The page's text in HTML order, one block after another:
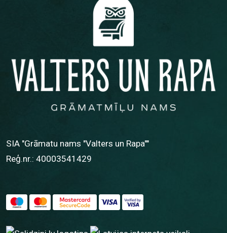
SIA "Grāmatu nams "Valters un Rapa""
Reģ.nr.: 40003541429